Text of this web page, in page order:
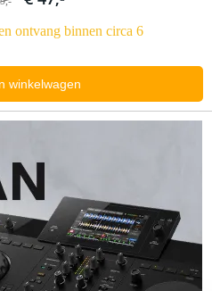
ontvang binnen circa 6
winkelwagen